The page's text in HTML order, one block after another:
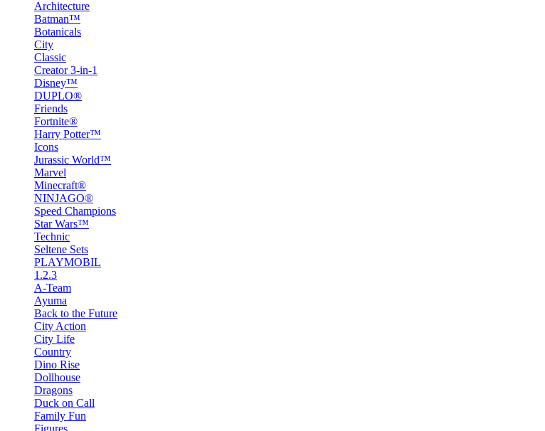
Architecture
Batman™
Botanicals
City
Classic
Creator 3-in-1
Disney™
DUPLO®
Friends
Fortnite®
Harry Potter™
Icons
Jurassic World™
Marvel
Minecraft®
NINJAGO®
Speed Champions
Star Wars™
Technic
Seltene Sets
PLAYMOBIL
1.2.3
A-Team
Ayuma
Back to the Future
City Action
City Life
Country
Dino Rise
Dollhouse
Dragons
Duck on Call
Family Fun
Figures